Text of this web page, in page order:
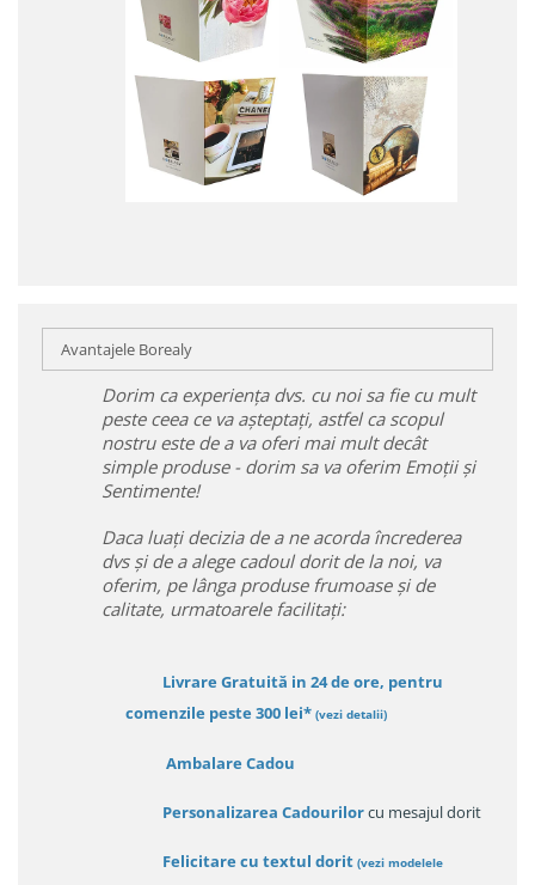
Avantajele Borealy
Dorim ca experiența dvs. cu noi sa fie cu mult
peste ceea ce va așteptați, astfel ca scopul
nostru este de a va oferi mai mult decât
simple produse - dorim sa va oferim Emoții și
Sentimente!
Daca luați decizia de a ne acorda încrederea
dvs și de a alege cadoul dorit de la noi, va
oferim, pe lânga produse frumoase și de
calitate, urmatoarele facilitați:
Livrare Gratuită in 24 de ore, pentru
comenzile peste 300 lei* (vezi detalii)
Ambalare Cadou
Personalizarea Cadourilorcu mesajul dorit
Felicitare cu textul dorit (vezi modelele